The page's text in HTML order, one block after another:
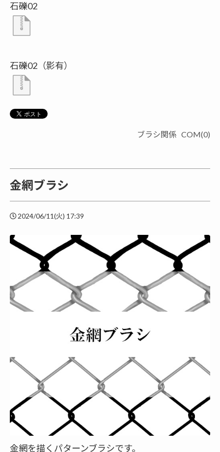
石礫02
石礫02（影有）
ブラシ関係 COM(0)
金網ブラシ
2024/06/11(火) 17:39
金網を描くパターンブラシです。